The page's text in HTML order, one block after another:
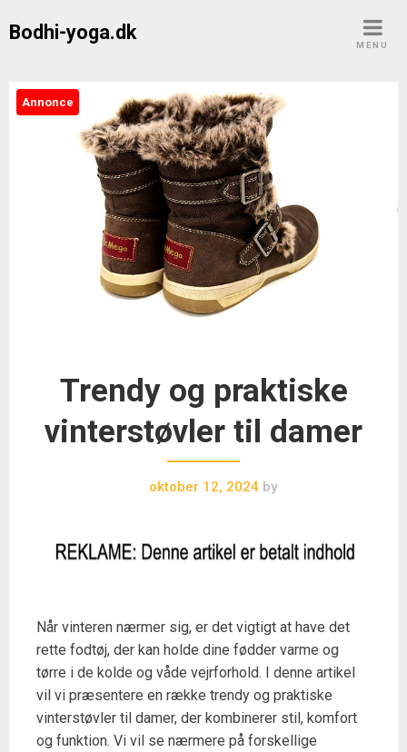
Bodhi-yoga.dk
MENU
Annonce
Trendy og praktiske
vinterstøvler til damer
oktober 12, 2024 by
Når vinteren nærmer sig, er det vigtigt at have det
rette fodtøj, der kan holde dine fødder varme og
tørre i de kolde og våde vejrforhold. I denne artikel
vil vi præsentere en række trendy og praktiske
vinterstøvler til damer, der kombinerer stil, komfort
og funktion. Vi vil se nærmere på forskellige